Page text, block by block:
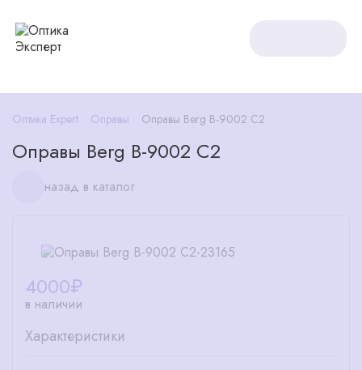
Оптика Expert Оправы Оправы Berg B-9002 C2
Оправы Berg B-9002 C2
назад в каталог
4000₽
в наличии
Характеристики